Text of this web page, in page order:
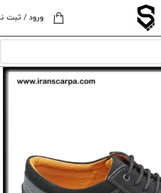
ورود / ثبت